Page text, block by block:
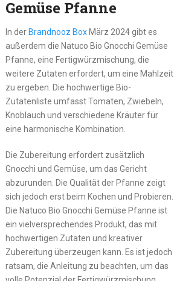
Gemüse Pfanne
In derBrandnooz BoxMärz 2024 gibt es
außerdem die Natuco Bio Gnocchi Gemüse
Pfanne, eine Fertigwürzmischung, die
weitere Zutaten erfordert, um eine Mahlzeit
zu ergeben. Die hochwertige Bio-
Zutatenliste umfasst Tomaten, Zwiebeln,
Knoblauch und verschiedene Kräuter für
eine harmonische Kombination.
Die Zubereitung erfordert zusätzlich
Gnocchi und Gemüse, um das Gericht
abzurunden. Die Qualität der Pfanne zeigt
sich jedoch erst beim Kochen und Probieren.
Die Natuco Bio Gnocchi Gemüse Pfanne ist
ein vielversprechendes Produkt, das mit
hochwertigen Zutaten und kreativer
Zubereitung überzeugen kann. Es ist jedoch
ratsam, die Anleitung zu beachten, um das